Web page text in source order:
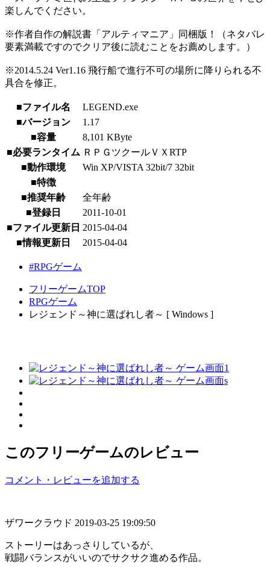
楽しんでください。
※作者自作の解説書「アルティマニア」同梱版！（ネタバレ
要素満載ですのでクリア後に読むことをお薦めします。）
※2014.5.24 Ver1.16 飛行船で進行不可の場所に降りられる不
具合を修正。
■ファイル名
LEGEND.exe
■バージョン
1.17
■容量
8,101 KByte
■必要ランタイム ＲＰＧツクールＶＸRTP
■動作環境
Win XP/VISTA 32bit/7 32bit
■特徴
■推奨年齢
全年齢
■登録日
2011-10-01
■ファイル更新日 2015-04-04
■情報更新日
2015-04-04
#RPGゲーム
フリーゲームTOP
RPGゲーム
レジェンド～神に選ばれし者～ [ Windows ]
このフリーゲームのレビュー
コメント・レビューを追加する
ザワークラウド 2019-03-25 19:09:50
ストーリーはあっさりしているが、
戦闘バランスがいいのでサクサク進める作品。